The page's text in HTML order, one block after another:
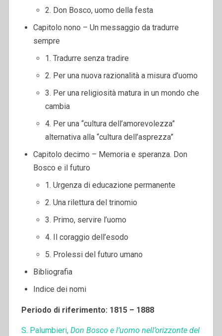
2. Don Bosco, uomo della festa
Capitolo nono – Un messaggio da tradurre
sempre
1. Tradurre senza tradire
2. Per una nuova razionalità a misura d’uomo
3. Per una religiosità matura in un mondo che
cambia
4. Per una “cultura dell’amorevolezza”
alternativa alla “cultura dell’asprezza”
Capitolo decimo – Memoria e speranza. Don
Bosco e il futuro
1. Urgenza di educazione permanente
2. Una rilettura del trinomio
3. Primo, servire l’uomo
4. Il coraggio dell’esodo
5. Prolessi del futuro umano
Bibliografia
Indice dei nomi
Periodo di riferimento: 1815 – 1888
S. Palumbieri, Don Bosco e l’uomo nell’orizzonte del